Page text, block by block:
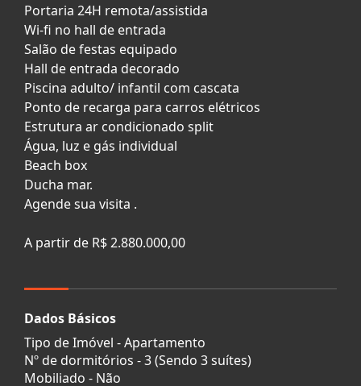
Portaria 24H remota/assistida
Wi-fi no hall de entrada
Salão de festas equipado
Hall de entrada decorado
Piscina adulto/ infantil com cascata
Ponto de recarga para carros elétricos
Estrutura ar condicionado split
Água, luz e gás individual
Beach box
Ducha mar.
Agende sua visita .
A partir de R$ 2.880.000,00
Dados Básicos
Tipo de Imóvel - Apartamento
Nº de dormitórios - 3 (Sendo 3 suítes)
Mobiliado - Não